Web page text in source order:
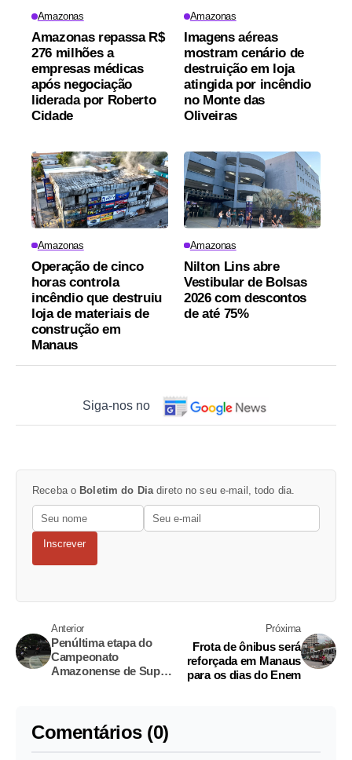
Amazonas
Amazonas repassa R$
276 milhões a
empresas médicas
após negociação
liderada por Roberto
Cidade
Amazonas
Imagens aéreas
mostram cenário de
destruição em loja
atingida por incêndio
no Monte das
Oliveiras
Amazonas
Operação de cinco
horas controla
incêndio que destruiu
loja de materiais de
construção em
Manaus
Amazonas
Nilton Lins abre
Vestibular de Bolsas
2026 com descontos
de até 75%
Siga-nos no
Receba o Boletim do Dia direto no seu e-mail, todo dia.
Inscrever
Anterior
Penúltima etapa do
Campeonato
Amazonense de Super
Próxima
Frota de ônibus será
reforçada em Manaus
para os dias do Enem
Comentários (0)